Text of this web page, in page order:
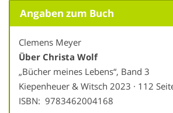
Angaben zum Buch
Clemens Meyer
Über Christa Wolf
„Bücher meines Lebens“, Band 3
Kiepenheuer & Witsch 2023 · 112
ISBN: ‎ 9783462004168